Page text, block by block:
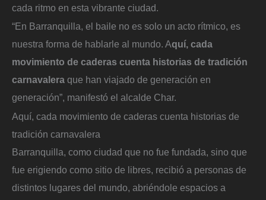
cada ritmo en esta vibrante ciudad.
“En Barranquilla, el baile no es solo un acto rítmico, es
nuestra forma de hablarle al mundo. Aquí, cada
movimiento de caderas cuenta historias de tradición
carnavalera que han viajado de generación en
generación”, manifestó el alcalde Char.
Aquí, cada movimiento de caderas cuenta historias de
tradición carnavalera
Barranquilla, como ciudad que no fue fundada, sino que
fue erigiendo como sitio de libres, recibió a personas de
distintos lugares del mundo, abriéndole espacios a